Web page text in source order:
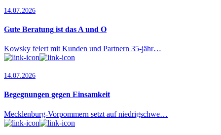
14.07.2026
Gute Beratung ist das A und O
Kowsky feiert mit Kunden und Partnern 35-jähr…
14.07.2026
Begegnungen gegen Einsamkeit
Mecklenburg-Vorpommern setzt auf niedrigschwe…